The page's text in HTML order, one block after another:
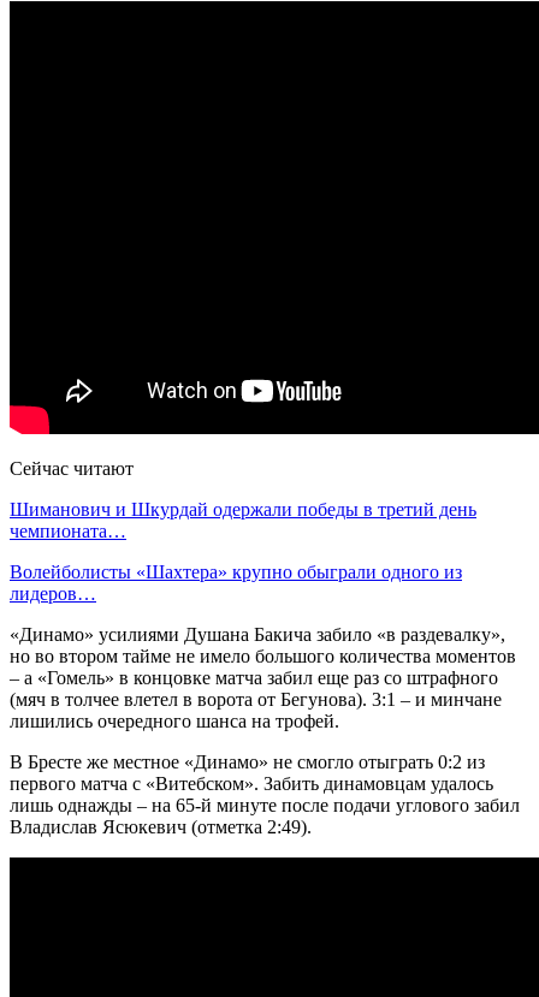
Сейчас читают
Шиманович и Шкурдай одержали победы в третий день
чемпионата…
Волейболисты «Шахтера» крупно обыграли одного из
лидеров…
«Динамо» усилиями Душана Бакича забило «в раздевалку»,
но во втором тайме не имело большого количества моментов
– а «Гомель» в концовке матча забил еще раз со штрафного
(мяч в толчее влетел в ворота от Бегунова). 3:1 – и минчане
лишились очередного шанса на трофей.
В Бресте же местное «Динамо» не смогло отыграть 0:2 из
первого матча с «Витебском». Забить динамовцам удалось
лишь однажды – на 65-й минуте после подачи углового забил
Владислав Ясюкевич (отметка 2:49).